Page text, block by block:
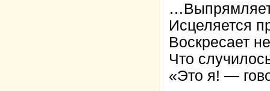
Исцеляется
Воскресает
Что
«Это я! —